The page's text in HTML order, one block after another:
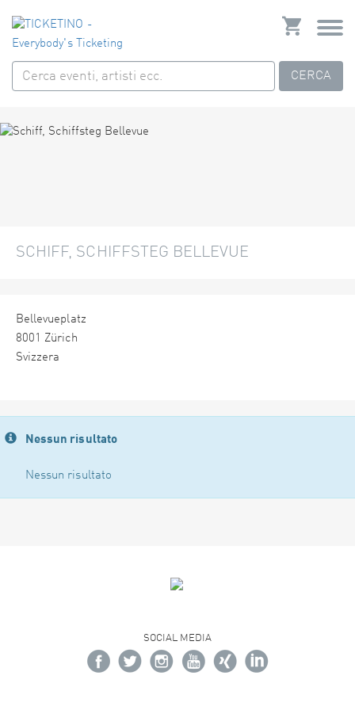
CERCA
SCHIFF, SCHIFFSTEG BELLEVUE
Bellevueplatz
8001 Zürich
Svizzera
Nessun risultato
Nessun risultato
SOCIAL MEDIA